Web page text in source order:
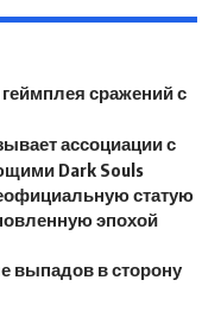
сражений с
ассоциации с
Dark Souls
статую
эпохой
выпадов в сторону